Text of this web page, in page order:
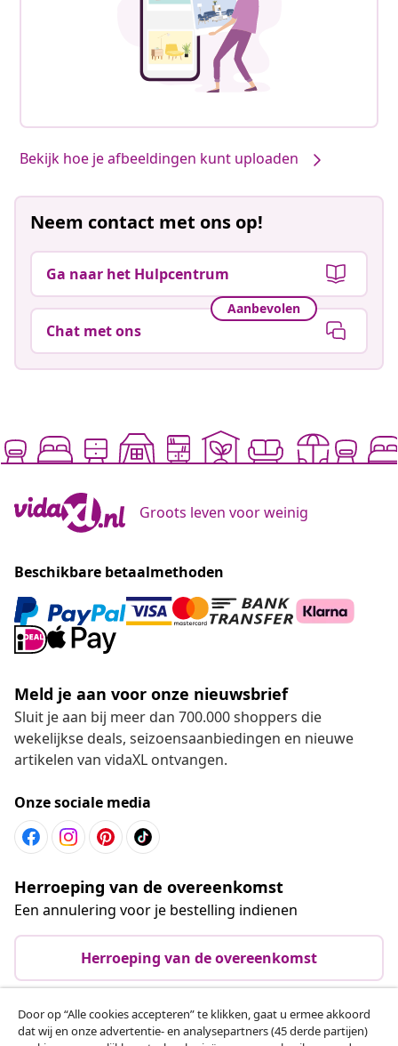
Bekijk hoe je afbeeldingen kunt uploaden
Neem contact met ons op!
Ga naar het Hulpcentrum
Aanbevolen
Chat met ons
Groots leven voor weinig
Beschikbare betaalmethoden
Meld je aan voor onze nieuwsbrief
Sluit je aan bij meer dan 700.000 shoppers die
wekelijkse deals, seizoensaanbiedingen en nieuwe
artikelen van vidaXL ontvangen.
Onze sociale media
Herroeping van de overeenkomst
Een annulering voor je bestelling indienen
Herroeping van de overeenkomst
Klantenservice
Door op “Alle cookies accepteren” te klikken, gaat u ermee akkoord
dat wij en onze advertentie- en analysepartners (45 derde partijen)